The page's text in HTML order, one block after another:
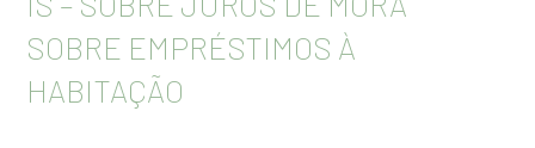
SOBRE EMPRÉSTIMOS À
HABITAÇÃO